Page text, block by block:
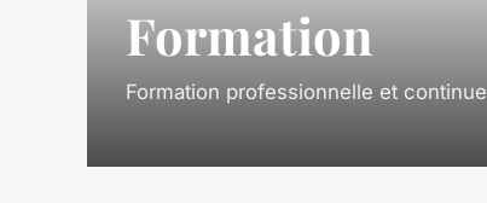
Formation
Formation professionnelle et continue